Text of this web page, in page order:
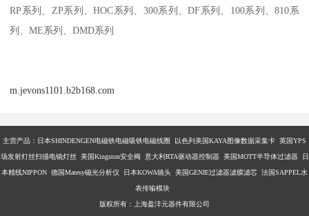
RP系列、ZP系列、HOC系列、300系列、DF系列、100系列、810系
列、ME系列、DMD系列
m.jevons1101.b2b168.com
主营产品： 日本SHINDENGEN电磁铁电磁吸铁电磁线圈 以色列美国KAYA图像数据采集卡 英国YPS
场发射灯丝扫描电镜灯丝 美国Kingston安全阀 意大利RTA驱动器控制器 美国MOTT半导体过滤器 日
本精线NIPPON 德国Matesy磁光分析仪 日本KOWA镜头 美国GENIE过滤器滤膜滤芯 法国SAPPEL水
表传输模块
版权所有：上海盈沣元器件有限公司